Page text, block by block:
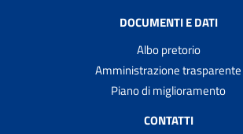
DOCUMENTI E DATI
Albo pretorio
Amministrazione trasparente
Piano di miglioramento
CONTATTI